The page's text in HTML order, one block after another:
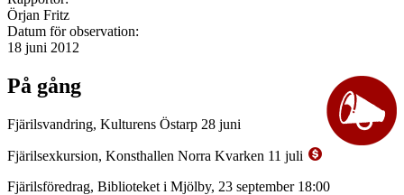
Örjan Fritz
Datum för observation:
18 juni 2012
På gång
Fjärilsvandring, Kulturens Östarp 28 juni
Fjärilsexkursion, Konsthallen Norra Kvarken 11 juli
Fjärilsföredrag, Biblioteket i Mjölby, 23 september 18:00